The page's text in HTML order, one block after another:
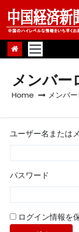
Skip
content
メンバー
Home メンバ
ユーザー名または
パスワード
ログイン情報を